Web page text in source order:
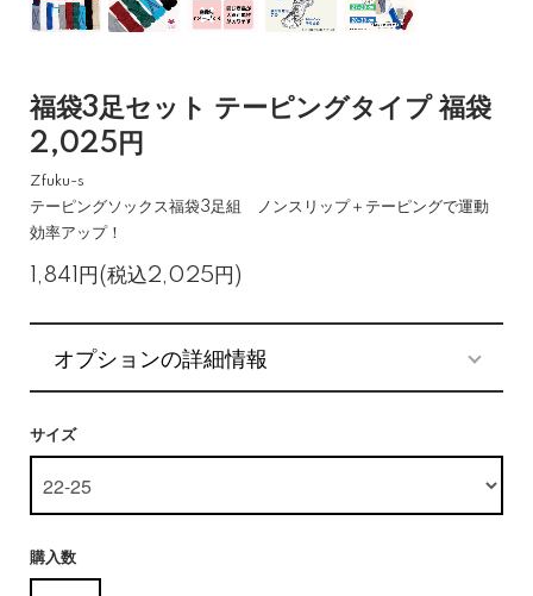
福袋3足セット テーピングタイプ 福袋
2,025円
Zfuku-s
テーピングソックス福袋3足組 ノンスリップ＋テーピングで運動
効率アップ！
1,841円(税込2,025円)
オプションの詳細情報
サイズ
購入数